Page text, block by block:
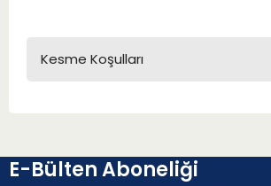
Kesme Koşulları
E-Bülten Aboneliği